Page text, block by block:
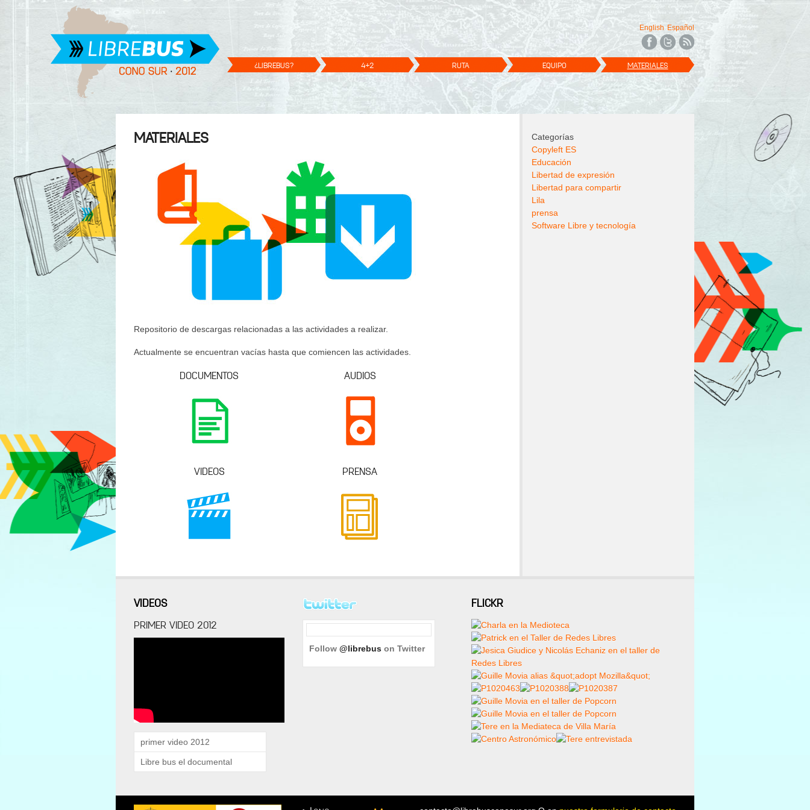
Español
English
¿LIBREBUS? 4+2 RUTA EQUIPO MATERIALES
MATERIALES
Repositorio de descargas relacionadas a las actividades a realizar.
Actualmente se encuentran vacías hasta que comiencen las actividades.
DOCUMENTOS AUDIOS
VIDEOS PRENSA
Categorías
Copyleft ES
Educación
Libertad de expresión
Libertad para compartir
Lila
prensa
Software Libre y tecnología
VIDEOS
PRIMER VIDEO 2012
primer video 2012
Libre bus el documental
Follow @librebus on Twitter
FLICKR